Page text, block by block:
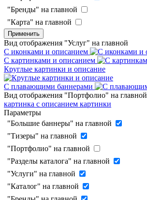
"Бренды" на главной
"Карта" на главной
Применить
Вид отображения "Услуг" на главной
С иконками и описанием
С картинками и описанием
Круглые картинки и описание
С плавающими баннерами
Вид отображения "Портфолио" на главной
картинка с описанием картинки
Параметры
"Большие баннеры" на главной
"Тизеры" на главной
"Портфолио" на главной
"Разделы каталога" на главной
"Услуги" на главной
"Каталог" на главной